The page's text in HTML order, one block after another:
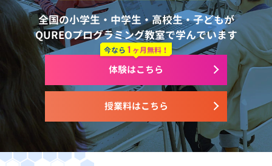
全国の小学生・中学生・高校生・子どもが
QUREOプログラミング教室で学んでいます
授業料はこちら
今なら 1 ヶ月無料！
体験はこちら